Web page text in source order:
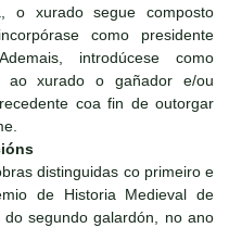
o xurado segue composto
como presidente
introdúcese como
ao xurado o gañador e/ou
coa fin de outorgar
distinguidas co primeiro e
de Historia Medieval de
segundo galardón, no ano